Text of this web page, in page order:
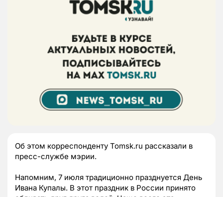
Об этом корреспонденту Tomsk.ru рассказали в
пресс-службе мэрии.
Напомним, 7 июля традиционно празднуется День
Ивана Купалы. В этот праздник в России принято